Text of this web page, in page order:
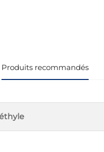
Produits recommandés